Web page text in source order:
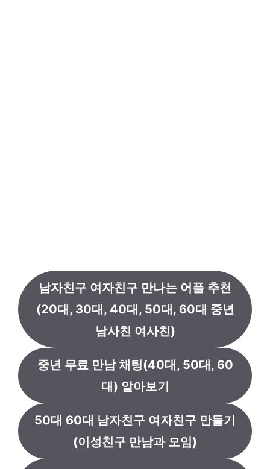
남자친구 여자친구 만나는 어플 추천
(20대, 30대, 40대, 50대, 60대 중년
남사친 여사친)
중년 무료 만남 채팅(40대, 50대, 60
대) 알아보기
50대 60대 남자친구 여자친구 만들기
(이성친구 만남과 모임)